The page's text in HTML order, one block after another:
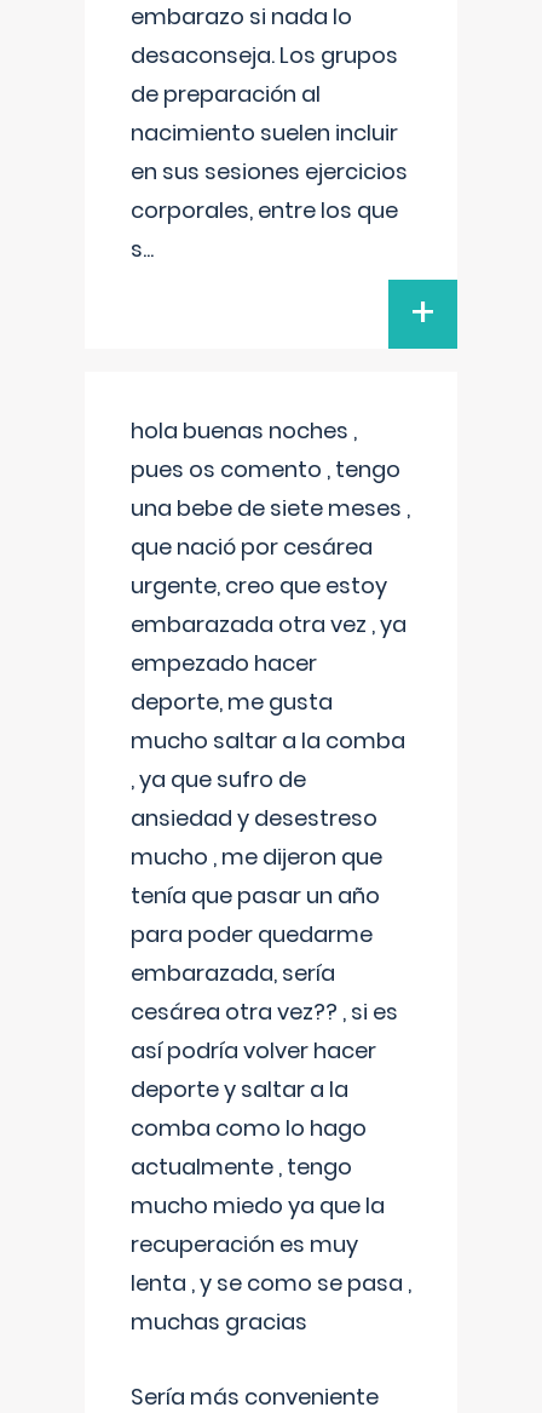
embarazo si nada lo
desaconseja. Los grupos
de preparación al
nacimiento suelen incluir
en sus sesiones ejercicios
corporales, entre los que
s...
+
hola buenas noches ,
pues os comento , tengo
una bebe de siete meses ,
que nació por cesárea
urgente, creo que estoy
embarazada otra vez , ya
empezado hacer
deporte, me gusta
mucho saltar a la comba
, ya que sufro de
ansiedad y desestreso
mucho , me dijeron que
tenía que pasar un año
para poder quedarme
embarazada, sería
cesárea otra vez?? , si es
así podría volver hacer
deporte y saltar a la
comba como lo hago
actualmente , tengo
mucho miedo ya que la
recuperación es muy
lenta , y se como se pasa ,
muchas gracias
Sería más conveniente